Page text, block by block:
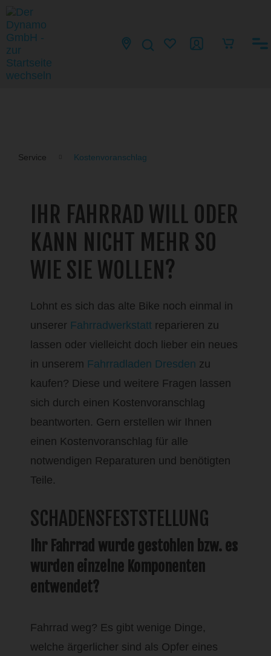
Service Kostenvoranschlag
IHR FAHRRAD WILL ODER
KANN NICHT MEHR SO
WIE SIE WOLLEN?
Lohnt es sich das alte Bike noch einmal in
unserer Fahrradwerkstatt reparieren zu
lassen oder vielleicht doch lieber ein neues
in unserem Fahrradladen Dresden zu
kaufen? Diese und weitere Fragen lassen
sich durch einen Kostenvoranschlag
beantworten. Gern erstellen wir Ihnen
einen Kostenvoranschlag für alle
notwendigen Reparaturen und benötigten
Teile.
SCHADENSFESTSTELLUNG
Ihr Fahrrad wurde gestohlen bzw. es
wurden einzelne Komponenten
entwendet?
Fahrrad weg? Es gibt wenige Dinge,
welche ärgerlicher sind als Opfer eines